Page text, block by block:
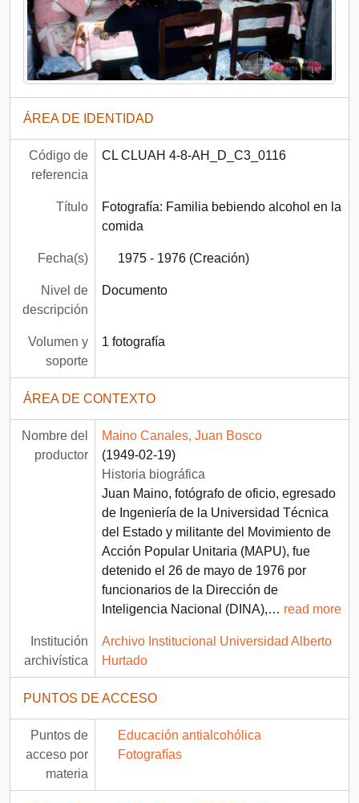
ÁREA DE IDENTIDAD
Código de
referencia
CL CLUAH 4-8-AH_D_C3_0116
Título
Fotografía: Familia bebiendo alcohol en la
comida
Fecha(s) 1975 - 1976 (Creación)
Nivel de
descripción
Documento
Volumen y
soporte
1 fotografía
ÁREA DE CONTEXTO
Nombre del
productor
Maino Canales, Juan Bosco
(1949-02-19)
Historia biográfica
Juan Maino, fotógrafo de oficio, egresado
de Ingeniería de la Universidad Técnica
del Estado y militante del Movimiento de
Acción Popular Unitaria (MAPU), fue
detenido el 26 de mayo de 1976 por
funcionarios de la Dirección de
Inteligencia Nacional (DINA),… read more
Institución
archivística
Archivo Institucional Universidad Alberto
Hurtado
PUNTOS DE ACCESO
Puntos de
acceso por
materia
Educación antialcohólica
Fotografías